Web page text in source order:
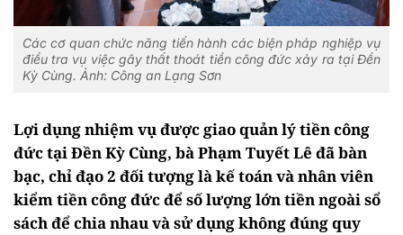
Các cơ quan chức năng tiến hành các biện pháp nghiệp vụ
điều tra vụ việc gây thất thoát tiền công đức xảy ra tại Đền
Kỳ Cùng. Ảnh: Công an Lạng Sơn
Lợi dụng nhiệm vụ được giao quản lý tiền công
đức tại Đền Kỳ Cùng, bà Phạm Tuyết Lê đã bàn
bạc, chỉ đạo 2 đối tượng là kế toán và nhân viên
kiểm tiền công đức để số lượng lớn tiền ngoài sổ
sách để chia nhau và sử dụng không đúng quy